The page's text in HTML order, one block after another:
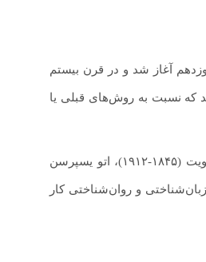
آغاز شد و در قرن بیستم
که نسبت به روش‌های قبلی یا
اولین زبانشناسان کاربردی برجسته عبارتند از: ژان مانس کا، هاینریش گوتفرید اولندورف (۱۸۰۳-۱۸۶۵)، هنری سویت (۱۸۴۵-۱۹۱۲)، اتو یسپرسن
زبان‌شناختی و روان‌شناختی کار